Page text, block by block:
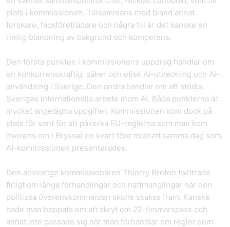
plats i kommissionen. Tillsammans med bland annat
forskare, fackföreträdare och några till är det kanske en
rimlig blandning av bakgrund och kompetens.
Den första punkten i kommissionens uppdrag handlar om
en konkurrenskraftig, säker och etisk AI-utveckling och AI-
användning i Sverige. Den andra handlar om att stödja
Sveriges internationella arbete inom AI. Båda punkterna är
mycket angelägna uppgifter. Kommissionen kom dock på
plats för sent för att påverka EU-reglerna som man kom
överens om i Bryssel en kvart före midnatt samma dag som
AI-kommissionen presenterades.
Den ansvarige kommissionären Thierry Breton twittrade
flitigt om långa förhandlingar och nattmanglingar när den
politiska överenskommelsen skulle skakas fram. Kanske
hade man hoppats om att skryt om 22-timmarspass och
annat inte passade sig när man förhandlar om regler som